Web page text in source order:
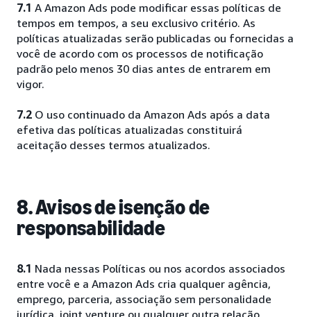
7.1 A Amazon Ads pode modificar essas políticas de
tempos em tempos, a seu exclusivo critério. As
políticas atualizadas serão publicadas ou fornecidas a
você de acordo com os processos de notificação
padrão pelo menos 30 dias antes de entrarem em
vigor.
7.2 O uso continuado da Amazon Ads após a data
efetiva das políticas atualizadas constituirá
aceitação desses termos atualizados.
8. Avisos de isenção de
responsabilidade
8.1 Nada nessas Políticas ou nos acordos associados
entre você e a Amazon Ads cria qualquer agência,
emprego, parceria, associação sem personalidade
jurídica, joint venture ou qualquer outra relação